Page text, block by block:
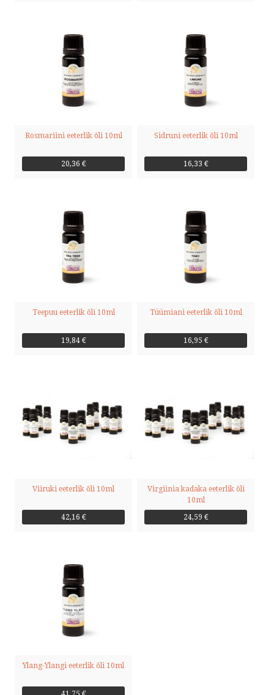
Rosmariini eeterlik õli 10ml
20,36 €
Sidruni eeterlik õli 10ml
16,33 €
Teepuu eeterlik õli 10ml
19,84 €
Tüümiani eeterlik õli 10ml
16,95 €
Viiruki eeterlik õli 10ml
42,16 €
Virgiinia kadaka eeterlik õli
10ml
24,59 €
Ylang-Ylangi eeterlik õli 10ml